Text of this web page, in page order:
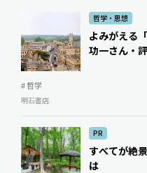
哲学・思想
よみがえる
功一さん・
# 哲学
明石書店
PR
すべてが絶
は